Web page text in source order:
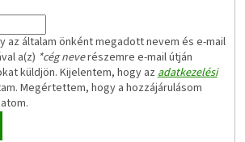
az általam önként megadott nevem és e-mail
a(z) *cég neverészemre e-mail útján
küldjön. Kijelentem, hogy azadatkezelési
Megértettem, hogy a hozzájárulásom